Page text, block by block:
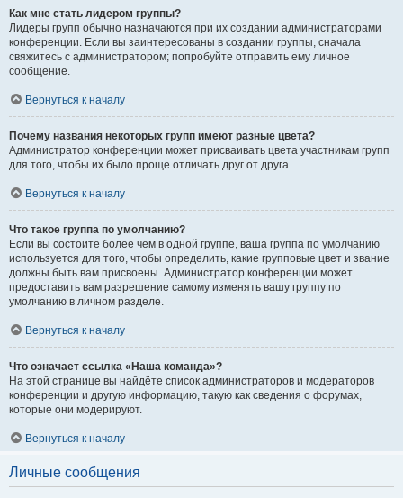
Как мне стать лидером группы?
Лидеры групп обычно назначаются при их создании администраторами
конференции. Если вы заинтересованы в создании группы, сначала
свяжитесь с администратором; попробуйте отправить ему личное
сообщение.
Вернуться к началу
Почему названия некоторых групп имеют разные цвета?
Администратор конференции может присваивать цвета участникам групп
для того, чтобы их было проще отличать друг от друга.
Вернуться к началу
Что такое группа по умолчанию?
Если вы состоите более чем в одной группе, ваша группа по умолчанию
используется для того, чтобы определить, какие групповые цвет и звание
должны быть вам присвоены. Администратор конференции может
предоставить вам разрешение самому изменять вашу группу по
умолчанию в личном разделе.
Вернуться к началу
Что означает ссылка «Наша команда»?
На этой странице вы найдёте список администраторов и модераторов
конференции и другую информацию, такую как сведения о форумах,
которые они модерируют.
Вернуться к началу
Личные сообщения